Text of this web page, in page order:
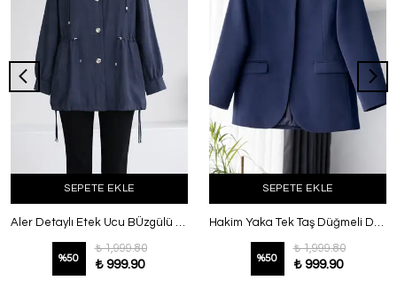
SEPETE EKLE
Aler Detaylı Etek Ucu BÜzgülü Ceket Lacivert
%50
₺ 1,999.80
₺ 999.90
SEPETE EKLE
Hakim Yaka Tek Taş Düğmeli Dabıl Ceket Lacivert
%50
₺ 1,999.80
₺ 999.90